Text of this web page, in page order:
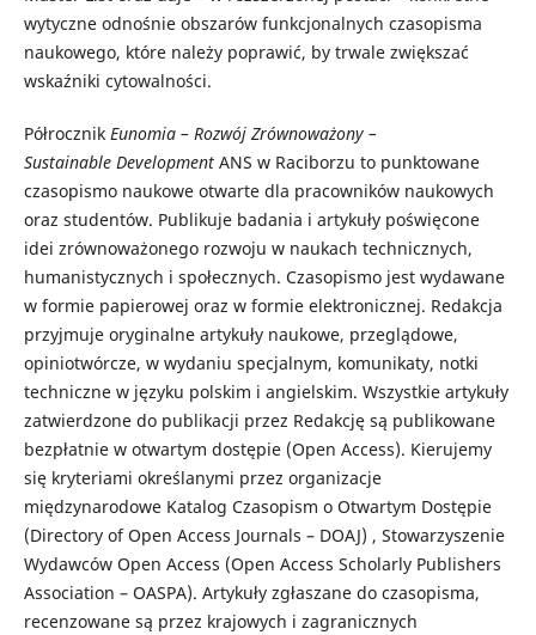
wytyczne odnośnie obszarów funkcjonalnych czasopisma
naukowego, które należy poprawić, by trwale zwiększać
wskaźniki cytowalności.
Półrocznik Eunomia – Rozwój Zrównoważony –
Sustainable DevelopmentANS w Raciborzu to punktowane
czasopismo naukowe otwarte dla pracowników naukowych
oraz studentów. Publikuje badania i artykuły poświęcone
idei zrównoważonego rozwoju w naukach technicznych,
humanistycznych i społecznych. Czasopismo jest wydawane
w formie papierowej oraz w formie elektronicznej. Redakcja
przyjmuje oryginalne artykuły naukowe, przeglądowe,
opiniotwórcze, w wydaniu specjalnym, komunikaty, notki
techniczne w języku polskim i angielskim. Wszystkie artykuły
zatwierdzone do publikacji przez Redakcję są publikowane
bezpłatnie w otwartym dostępie (Open Access). Kierujemy
się kryteriami określanymi przez organizacje
międzynarodowe Katalog Czasopism o Otwartym Dostępie
(Directory of Open Access Journals – DOAJ) , Stowarzyszenie
Wydawców Open Access (Open Access Scholarly Publishers
Association – OASPA). Artykuły zgłaszane do czasopisma,
recenzowane są przez krajowych i zagranicznych